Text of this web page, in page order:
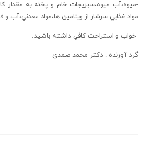
-ميوه،آب ميوه،سبزيجات خام و پخته به مقدار
مواد غذايي سرشار از ويتامين ها،مواد معدني،آب و
-خواب و استراحت كافي داشته باشيد.
گرد آورنده : دکتر محمد صمدی